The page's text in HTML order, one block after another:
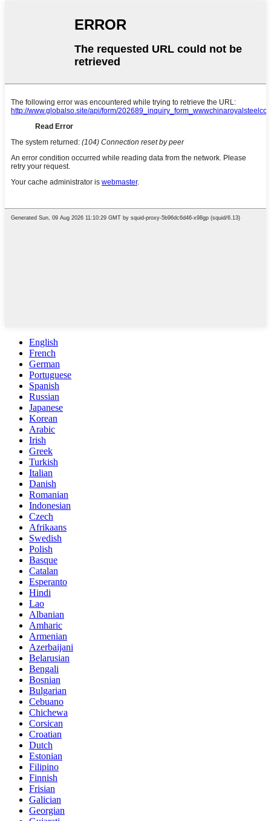
English
French
German
Portuguese
Spanish
Russian
Japanese
Korean
Arabic
Irish
Greek
Turkish
Italian
Danish
Romanian
Indonesian
Czech
Afrikaans
Swedish
Polish
Basque
Catalan
Esperanto
Hindi
Lao
Albanian
Amharic
Armenian
Azerbaijani
Belarusian
Bengali
Bosnian
Bulgarian
Cebuano
Chichewa
Corsican
Croatian
Dutch
Estonian
Filipino
Finnish
Frisian
Galician
Georgian